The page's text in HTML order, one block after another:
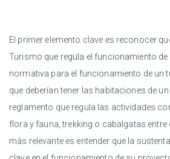
El primer elemento clave es reconocer
Turismo que regula el funcionamiento de
normativa para el funcionamiento de un
que deberían tener las habitaciones de
reglamento que regula las actividades
flora y fauna, trekking o cabalgatas
más relevante es entender que la